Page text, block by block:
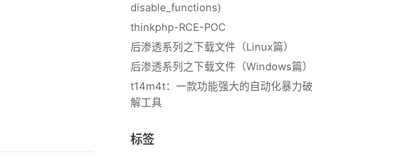
disable_functions)
thinkphp-RCE-POC
后渗透系列之下载文件（Linux篇）
后渗透系列之下载文件（Windows篇）
t14m4t：一款功能强大的自动化暴力破
解工具
标签